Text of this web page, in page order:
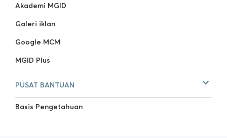
Akademi MGID
Galeri iklan
Google MCM
MGID Plus
PUSAT BANTUAN
Basis Pengetahuan